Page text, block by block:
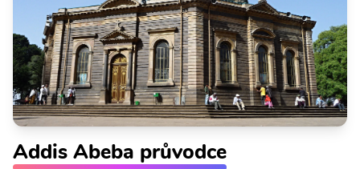
Addis Abeba průvodce